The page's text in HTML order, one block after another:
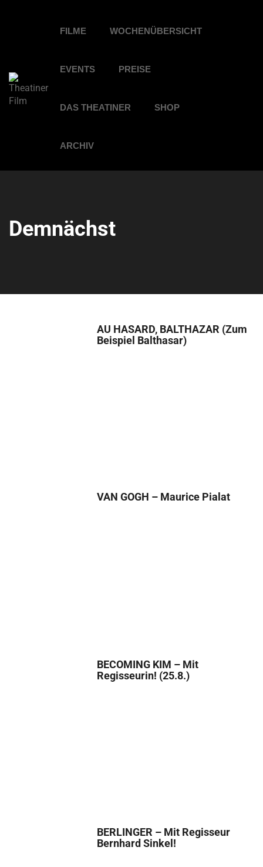
FILME WOCHENÜBERSICHT
EVENTS PREISE
DAS THEATINER SHOP
ARCHIV
Demnächst
AU HASARD, BALTHAZAR (Zum
Beispiel Balthasar)
VAN GOGH – Maurice Pialat
BECOMING KIM – Mit
Regisseurin! (25.8.)
BERLINGER – Mit Regisseur
Bernhard Sinkel!